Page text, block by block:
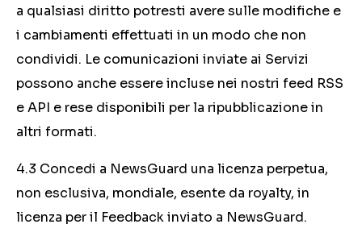
a qualsiasi diritto potresti avere sulle modifiche e
i cambiamenti effettuati in un modo che non
condividi. Le comunicazioni inviate ai Servizi
possono anche essere incluse nei nostri feed RSS
e API e rese disponibili per la ripubblicazione in
altri formati.
4.3 Concedi a NewsGuard una licenza perpetua,
non esclusiva, mondiale, esente da royalty, in
licenza per il Feedback inviato a NewsGuard.